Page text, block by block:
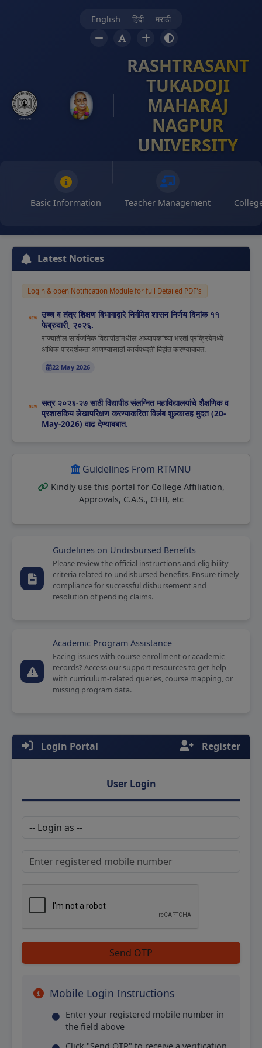
English हिंदी मराठी
RASHTRASANT
TUKADOJI
MAHARAJ
NAGPUR
UNIVERSITY
Basic Information Teacher Management
Latest Notices
Login & open Notification Module for full Detailed PDF's
उच्च व तंत्र शिक्षण विभागाद्वारे निर्गमित शासन निर्णय दिनांक ११
फेब्रुवारी, २०२६.
राज्यातील सार्वजनिक विद्यापीठांमधील अध्यापकांच्या भरती प्रक्रियेमध्ये
अधिक पारदर्शकता आणण्यासाठी कार्यपध्दती विहीत करण्याबाबत.
22 May 2026
सत्र २०२६-२७ साठी विद्यापीठ संलग्नित महाविद्यालयांचे शैक्षणिक व
प्रशासकिय लेखापरिक्षण करण्याकरिता विलंब शुल्कासह मुदत (20-
May-2026) वाढ देण्याबबात.
11 May 2026
ID व स्वयंशीध्दा ची नोंदनी करणेबाबत.
11 May 2026
सत्र २०२६-२७ साठी विद्यापीठ संलग्नित महाविद्यालयांचे शैक्षणिक व
प्रशासकिय लेखा परिक्षण करण्याकरिता विलंब शुल्कासह (30-04-2026)
मुदत वाढ देण्याबबात
22 Apr 2026
सत्र २०२६-२७ साठी विद्यापीठ संलग्नित महाविद्यालयांचे शैक्षणिक व
प्रशासकिय लेखा परिक्षण करण्याकरिता विलंब शुल्कासह मुदत वाढ
Guidelines From RTMNU
Kindly use this portal for College Affiliation,
Approvals, C.A.S., CHB, etc
Guidelines on Undisbursed Benefits
Please review the official instructions and eligibility
criteria related to undisbursed benefits. Ensure timely
compliance for successful disbursement and
resolution of pending claims.
Academic Program Assistance
Facing issues with course enrollment or academic
records? Access our support resources to get help
with curriculum-related queries, course mapping, or
missing program data.
Login Portal Register
User Login
Send OTP
Mobile Login Instructions
Enter your registered mobile number in
the field above